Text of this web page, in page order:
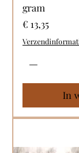
gram
Prijs
€ 13,35
In